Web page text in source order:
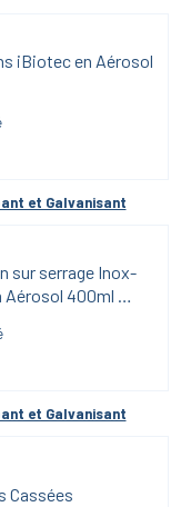
iBiotec en Aérosol
et Galvanisant
sur serrage Inox-
Aérosol 400ml
et Galvanisant
Cassées